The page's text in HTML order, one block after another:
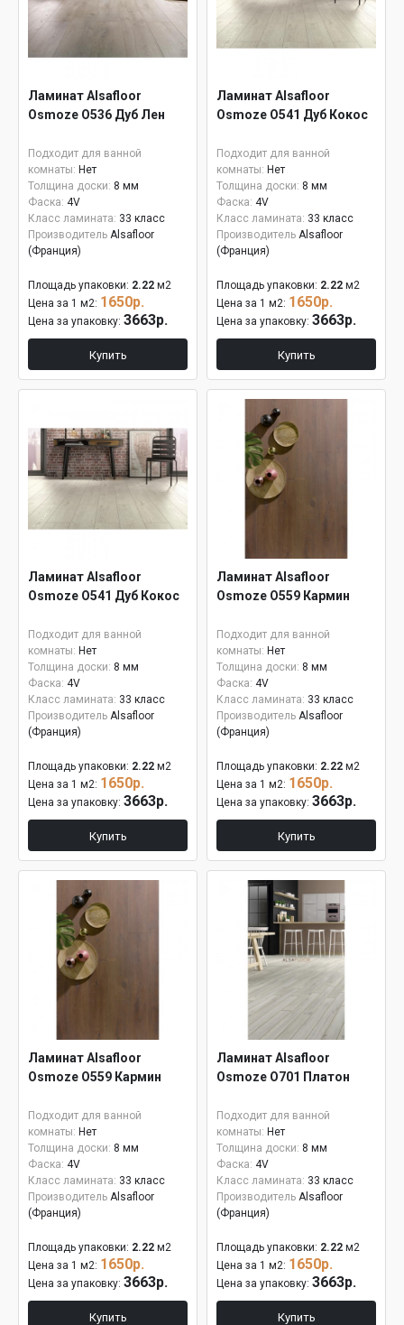
Ламинат Alsafloor
Osmoze O536 Дуб Лен
Подходит для ванной
комнаты: Нет
Толщина доски: 8 мм
Фаска: 4V
Класс ламината: 33 класс
Производитель Alsafloor
(Франция)
Площадь упаковки: 2.22 м2
Цена за 1 м2: 1650р.
Цена за упаковку: 3663р.
Купить
Ламинат Alsafloor
Osmoze O541 Дуб Кокос
Подходит для ванной
комнаты: Нет
Толщина доски: 8 мм
Фаска: 4V
Класс ламината: 33 класс
Производитель Alsafloor
(Франция)
Площадь упаковки: 2.22 м2
Цена за 1 м2: 1650р.
Цена за упаковку: 3663р.
Купить
Ламинат Alsafloor
Osmoze O541 Дуб Кокос
Подходит для ванной
комнаты: Нет
Толщина доски: 8 мм
Фаска: 4V
Класс ламината: 33 класс
Производитель Alsafloor
(Франция)
Площадь упаковки: 2.22 м2
Цена за 1 м2: 1650р.
Цена за упаковку: 3663р.
Купить
Ламинат Alsafloor
Osmoze О559 Кармин
Подходит для ванной
комнаты: Нет
Толщина доски: 8 мм
Фаска: 4V
Класс ламината: 33 класс
Производитель Alsafloor
(Франция)
Площадь упаковки: 2.22 м2
Цена за 1 м2: 1650р.
Цена за упаковку: 3663р.
Купить
Ламинат Alsafloor
Osmoze О559 Кармин
Подходит для ванной
комнаты: Нет
Толщина доски: 8 мм
Фаска: 4V
Класс ламината: 33 класс
Производитель Alsafloor
(Франция)
Площадь упаковки: 2.22 м2
Цена за 1 м2: 1650р.
Цена за упаковку: 3663р.
Купить
Ламинат Alsafloor
Osmoze О701 Платон
Подходит для ванной
комнаты: Нет
Толщина доски: 8 мм
Фаска: 4V
Класс ламината: 33 класс
Производитель Alsafloor
(Франция)
Площадь упаковки: 2.22 м2
Цена за 1 м2: 1650р.
Цена за упаковку: 3663р.
Купить